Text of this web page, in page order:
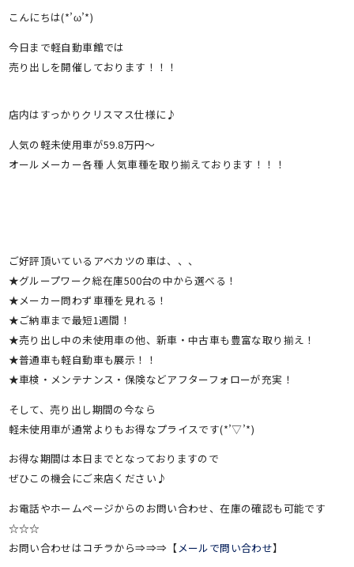
こんにちは(*’ω’*)
今日まで軽自動車館では
売り出しを開催しております！！！
店内はすっかりクリスマス仕様に♪
人気の軽未使用車が59.8万円～
オールメーカー各種 人気車種を取り揃えております！！！
ご好評頂いているアベカツの車は、、、
★グループワーク総在庫500台の中から選べる！
★メーカー問わず車種を見れる！
★ご納車まで最短1週間！
★売り出し中の未使用車の他、新車・中古車も豊富な取り揃え！
★普通車も軽自動車も展示！！
★車検・メンテナンス・保険などアフターフォローが充実！
そして、売り出し期間の今なら
軽未使用車が通常よりもお得なプライスです(*’▽’*)
お得な期間は本日までとなっておりますので
ぜひこの機会にご来店ください♪
お電話やホームページからのお問い合わせ、在庫の確認も可能です
☆☆☆
お問い合わせはコチラから⇒⇒⇒【メールで問い合わせ】